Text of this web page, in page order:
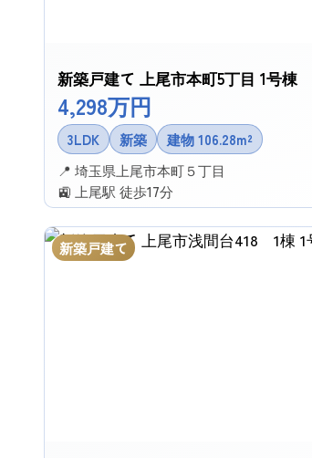
新築戸建て 上尾市本町5丁目 1号棟
4,298万円
3LDK 新築
建物 106.28m²
📍 埼玉県上尾市本町５丁目
🚉 上尾駅 徒歩17分
✉ この物件に問い合わせる
新築戸建て